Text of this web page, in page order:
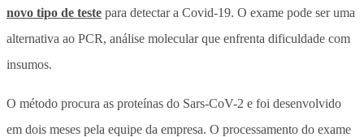
novo tipo de teste para detectar a Covid-19. O exame pode ser uma
alternativa ao PCR, análise molecular que enfrenta dificuldade com
insumos.
O método procura as proteínas do Sars-CoV-2 e foi desenvolvido
em dois meses pela equipe da empresa. O processamento do exame